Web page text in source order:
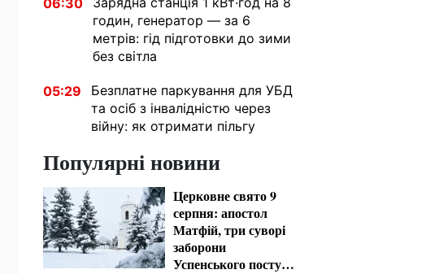
06:30
годин, генератор — за 6
метрів: гід підготовки до зими
без світла
05:29
Безплатне паркування для УБД
та осіб з інвалідністю через
війну: як отримати пільгу
Популярні новини
Церковне свято 9
серпня: апостол
Матфій, три суворі
заборони
Успенського посту